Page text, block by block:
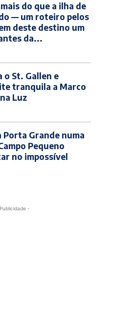
do que a ilha de
— um roteiro pelos
deste destino um
da...
o St. Gallen e
tranquila a Marco
Luz
Grande numa
Pequeno
no impossível
-